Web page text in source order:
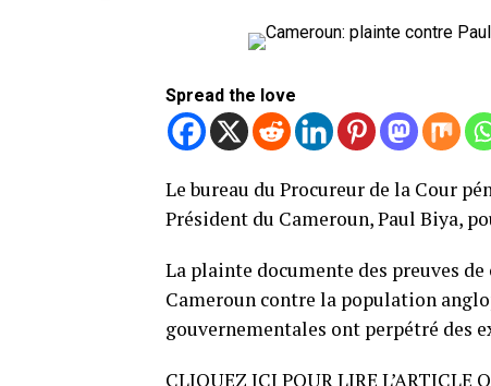
Spread the love
Le bureau du Procureur de la Cour
Président du Cameroun, Paul Biya,
La plainte documente des preuves
Cameroun contre la population
gouvernementales ont perpétré des
CLIQUEZ ICI POUR LIRE